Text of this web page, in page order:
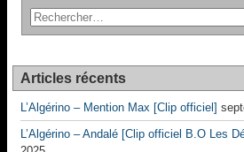
Articles récents
L’Algérino – Mention Max [Clip officiel]
L’Algérino – Andalé [Clip officiel B.O Les